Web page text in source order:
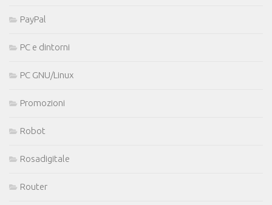
PayPal
PC e dintorni
PC GNU/Linux
Promozioni
Robot
Rosadigitale
Router